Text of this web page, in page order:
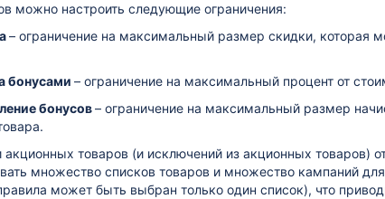
можно настроить следующие ограничения:
– ограничение на максимальный размер скидки, которая
бонусами – ограничение на максимальный процент от
бонусов– ограничение на максимальный размер
акционных товаров (и исключений из акционных товаров)
множество списков товаров и множество кампаний
может быть выбран только один список), что